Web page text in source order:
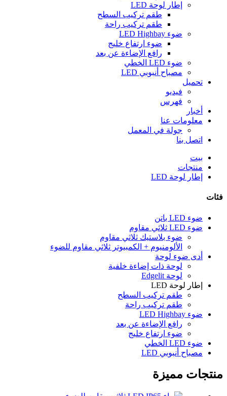
إطار لوحة LED
طقم تركيب السطح
طقم تركيب راحة
ضوء LED Highbay
ضوء ارتفاع خليج
رافع الإضاءة عن بعد
ضوء LED الخطي
مصباح أنبوبي LED
تحميل
فيديو
فهرس
أخبار
معلومات عنا
جولة في المعمل
اتصل بنا
بيت
منتجات
إطار لوحة LED
فئات
ضوء LED باتن
ضوء LED ثلاثي مقاوم
ضوء بلاستيك ثلاثي مقاوم
الألومنيوم + الكمبيوتر ثلاثي مقاوم للضوء
أدى ضوء لوحة
لوحة ذات إضاءة خلفية
لوحة Edgelit
إطار لوحة LED
طقم تركيب السطح
طقم تركيب راحة
ضوء LED Highbay
رافع الإضاءة عن بعد
ضوء ارتفاع خليج
ضوء LED الخطي
مصباح أنبوبي LED
منتجات مميزة